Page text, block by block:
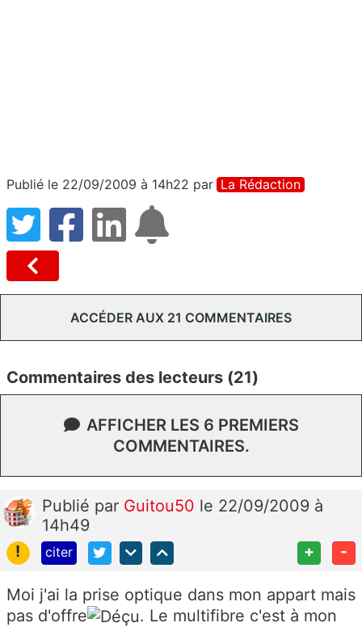
Publié le 22/09/2009 à 14h22 par La Rédaction
ACCÉDER AUX 21 COMMENTAIRES
Commentaires des lecteurs (21)
AFFICHER LES 6 PREMIERS
COMMENTAIRES.
Publié par Guitou50 le 22/09/2009 à
14h49
!
citer + -
Moi j'ai la prise optique dans mon appart mais
pas d'offre
. Le multifibre c'est à mon